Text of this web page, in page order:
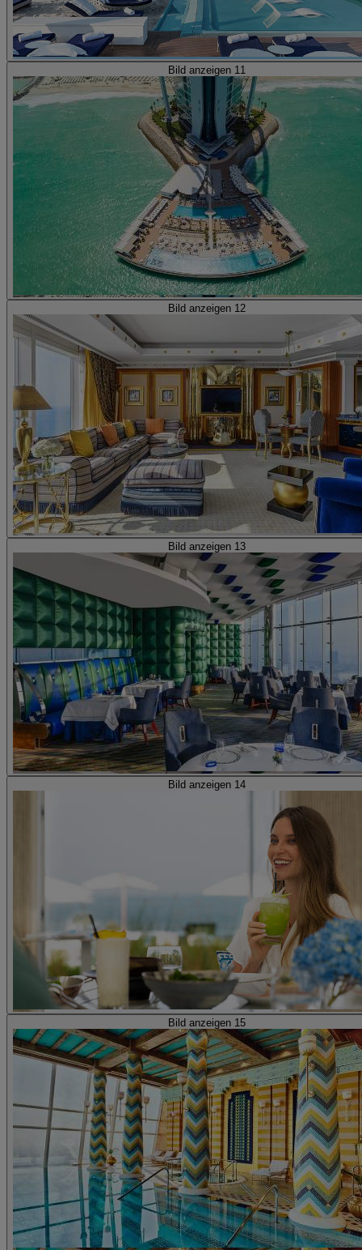
Bild anzeigen 11
Bild anzeigen 12
Bild anzeigen 13
Bild anzeigen 14
Bild anzeigen 15